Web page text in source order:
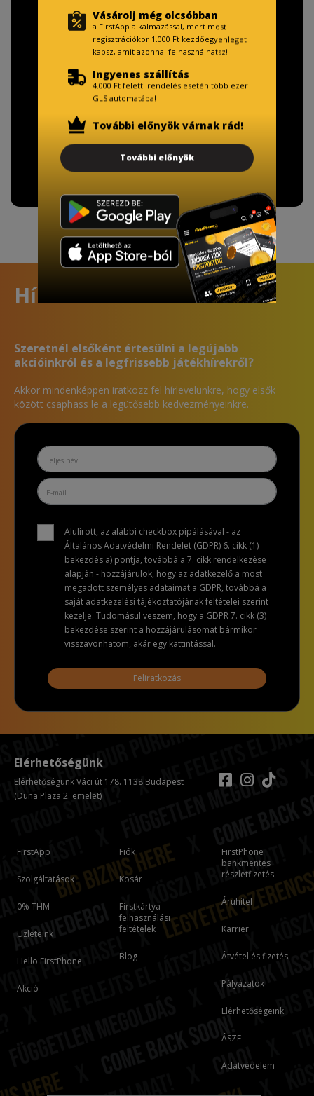
TISZTELT VÁSÁRLÓNK!
Fizetésnél kérje az ingyenes adattörlő kódot
adatainak biztonsága érdekében!
A Kormány döntése alapján a kereskedő minden tartós
adathordozó termék vásárlásakor köteles ingyenes
További információ
Hírlevél feliratkozás
Szeretnél elsőként értesülni a legújabb
akcióinkról és a legfrissebb játékhírekről?
Akkor mindenképpen iratkozz fel hírlevelünkre, hogy elsők
között csaphass le a legütősebb kedvezményeinkre.
Alulírott, az alábbi checkbox pipálásával - az
Általános Adatvédelmi Rendelet (GDPR) 6. cikk (1)
bekezdés a) pontja, továbbá a 7. cikk rendelkezése
alapján - hozzájárulok, hogy az adatkezelő a most
megadott személyes adataimat a GDPR, továbbá a
saját adatkezelési tájékoztatójának feltételei szerint
kezelje. Tudomásul veszem, hogy a GDPR 7. cikk (3)
bekezdése szerint a hozzájárulásomat bármikor
visszavonhatom, akár egy kattintással.
Feliratkozás
FirstApp
Szolgáltatások
0% THM
Üzleteink
Hello FirstPhone
Akció
Fiók
Kosár
Firstkártya
felhasználási
feltételek
Blog
FirstPhone
bankmentes
részletfizetés
Áruhitel
Karrier
Átvétel és fizetés
Pályázatok
Elérhetőségeink
ÁSZF
Adatvédelem
Elérhetőségünk
Elérhetőségünk Váci út 178. 1138 Budapest
(Duna Plaza 2. emelet)
Vásárolj még olcsóbban
a FirstApp alkalmazással, mert most
regisztrációkor 1.000 Ft kezdőegyenleget
kapsz, amit azonnal felhasználhatsz!
Ingyenes szállítás
4.000 Ft feletti rendelés esetén több ezer
GLS automatába!
További előnyök várnak rád!
További előnyök